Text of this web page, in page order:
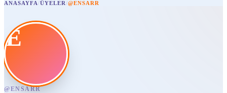
ANASAYFA/ÜYELER/@ENSARR
E
@ENSARR